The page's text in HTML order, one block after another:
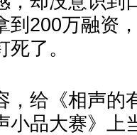
到200万融资
了。
，给《相声的
小品大赛》上